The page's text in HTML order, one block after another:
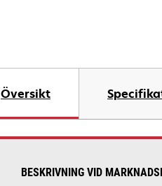
Översikt
BESKRIVNING VID